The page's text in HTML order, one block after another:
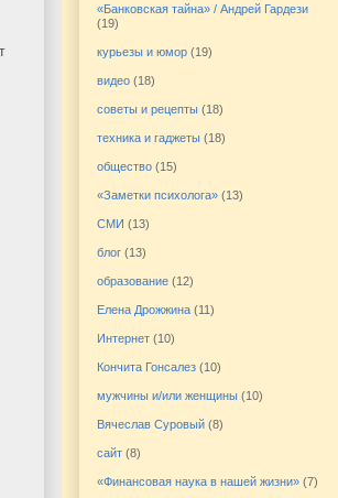
«Банковская тайна» / Андрей Гардези
(19)
курьезы и юмор (19)
видео (18)
советы и рецепты (18)
техника и гаджеты (18)
общество (15)
«Заметки психолога» (13)
СМИ (13)
блог (13)
образование (12)
Елена Дрожжина (11)
Интернет (10)
Кончита Гонсалез (10)
мужчины и/или женщины (10)
Вячеслав Суровый (8)
сайт (8)
«Финансовая наука в нашей жизни» (7)